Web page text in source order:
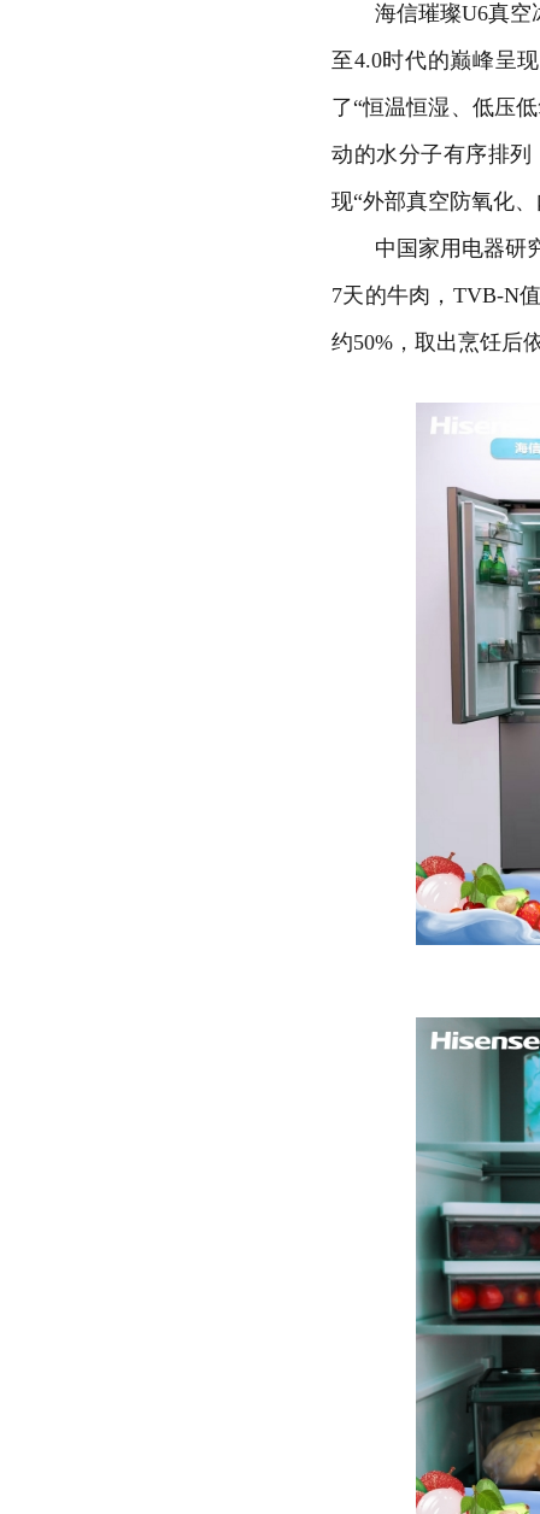
海信璀璨U6真空冰
至4.0时代的巅峰呈
了“恒温恒湿、低压
动的水分子有序排
现“外部真空防氧化
中国家用 电器研
7天的牛肉，TVB-N
约50%，取出烹饪后